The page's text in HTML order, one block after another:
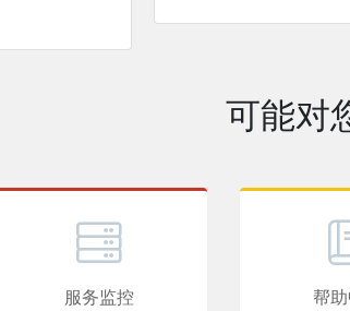
可能对
服务监控 帮